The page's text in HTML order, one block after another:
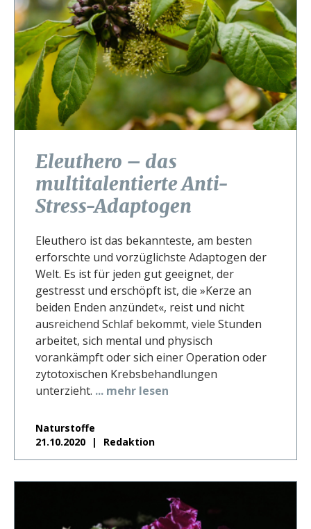
Eleuthero – das
multitalentierte Anti-
Stress-Adaptogen
Eleuthero ist das bekannteste, am besten
erforschte und vorzüglichste Adaptogen der
Welt. Es ist für jeden gut geeignet, der
gestresst und erschöpft ist, die »Kerze an
beiden Enden anzündet«, reist und nicht
ausreichend Schlaf bekommt, viele Stunden
arbeitet, sich mental und physisch
vorankämpft oder sich einer Operation oder
zytotoxischen Krebsbehandlungen
unterzieht. ... mehr lesen
Naturstoffe
21.10.2020
Redaktion